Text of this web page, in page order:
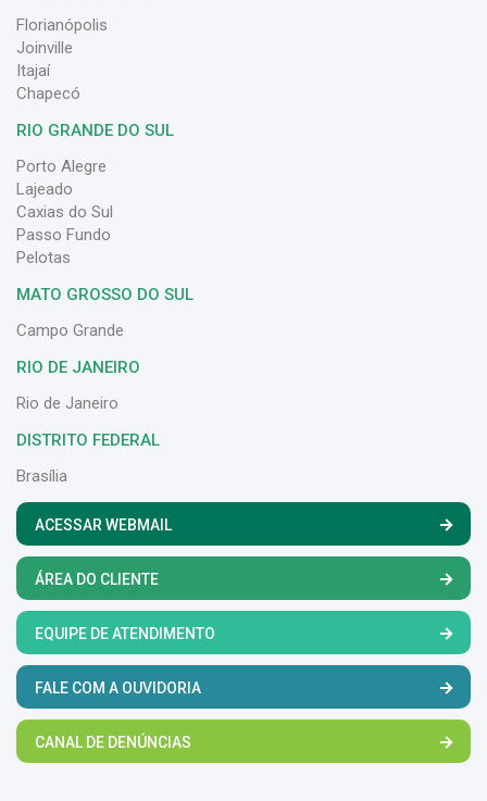
Florianópolis
Joinville
Itajaí
Chapecó
RIO GRANDE DO SUL
Porto Alegre
Lajeado
Caxias do Sul
Passo Fundo
Pelotas
MATO GROSSO DO SUL
Campo Grande
RIO DE JANEIRO
Rio de Janeiro
DISTRITO FEDERAL
Brasília
ACESSAR WEBMAIL
ÁREA DO CLIENTE
EQUIPE DE ATENDIMENTO
FALE COM A OUVIDORIA
CANAL DE DENÚNCIAS